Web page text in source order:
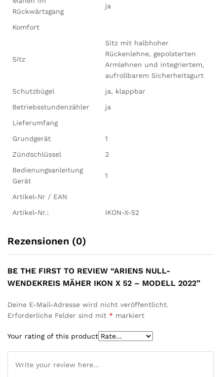
Rückwärtsgang
ja
Komfort
Sitz
Sitz mit halbhoher
Rückenlehne, gepolsterten
Armlehnen und integriertem,
aufrollbarem Sicherheitsgurt
Schutzbügel
ja, klappbar
Betriebsstundenzähler
ja
Lieferumfang
Grundgerät
1
Zündschlüssel
2
Bedienungsanleitung
Gerät
1
Artikel-Nr / EAN
Artikel-Nr.:
IKON-X-52
Rezensionen (0)
BE THE FIRST TO REVIEW “ARIENS NULL-
WENDEKREIS MÄHER IKON X 52 – MODELL 2022”
Deine E-Mail-Adresse wird nicht veröffentlicht.
Erforderliche Felder sind mit * markiert
Your rating of this product